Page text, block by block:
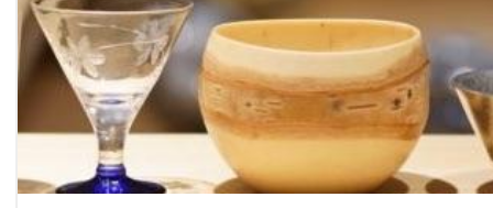
X
LINE
加盟スポットに